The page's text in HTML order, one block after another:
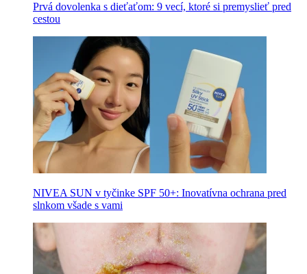
Prvá dovolenka s dieťaťom: 9 vecí, ktoré si premyslieť pred
cestou
NIVEA SUN v tyčinke SPF 50+: Inovatívna ochrana pred
slnkom všade s vami